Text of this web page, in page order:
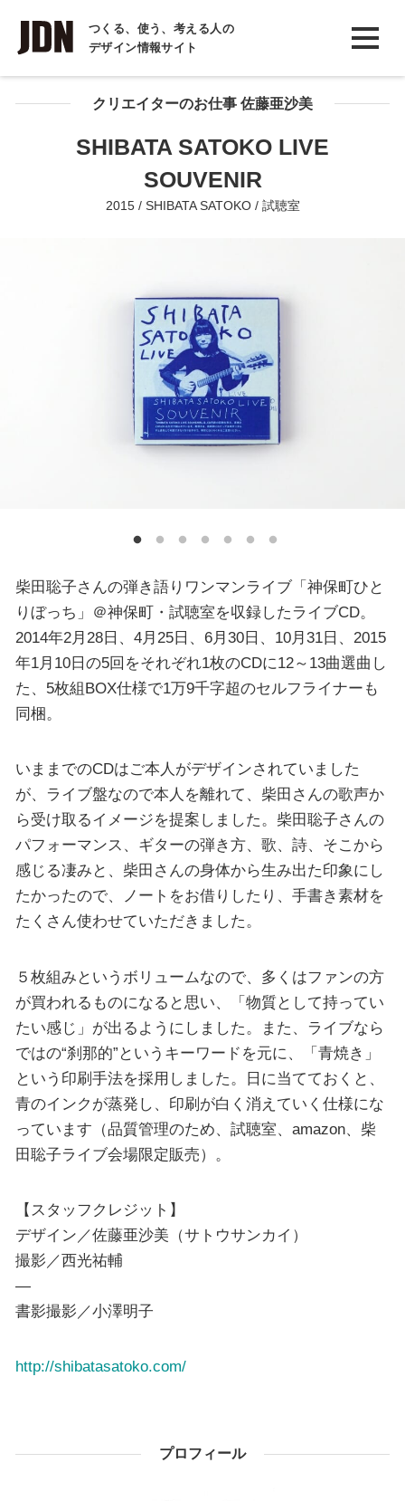
つくる、使う、考える人の
デザイン情報サイト
INTERVIEW
インタビュー
REPORT
クリエイターのお仕事 佐藤亜沙美
SHIBATA SATOKO LIVE
SOUVENIR
2015 / SHIBATA SATOKO / 試聴室
柴田聡子さんの弾き語りワンマンライブ「神保町ひと
りぼっち」＠神保町・試聴室を収録したライブCD。
2014年2月28日、4月25日、6月30日、10月31日、2015
年1月10日の5回をそれぞれ1枚のCDに12～13曲選曲し
た、5枚組BOX仕様で1万9千字超のセルフライナーも
同梱。
いままでのCDはご本人がデザインされていました
が、ライブ盤なので本人を離れて、柴田さんの歌声か
ら受け取るイメージを提案しました。柴田聡子さんの
パフォーマンス、ギターの弾き方、歌、詩、そこから
感じる凄みと、柴田さんの身体から生み出た印象にし
たかったので、ノートをお借りしたり、手書き素材を
たくさん使わせていただきました。
５枚組みというボリュームなので、多くはファンの方
が買われるものになると思い、「物質として持ってい
たい感じ」が出るようにしました。また、ライブなら
ではの“刹那的”というキーワードを元に、「青焼き」
という印刷手法を採用しました。日に当てておくと、
青のインクが蒸発し、印刷が白く消えていく仕様にな
っています（品質管理のため、試聴室、amazon、柴
田聡子ライブ会場限定販売）。
【スタッフクレジット】
デザイン／佐藤亜沙美（サトウサンカイ）
撮影／西光祐輔
—
書影撮影／小澤明子
http://shibatasatoko.com/
プロフィール